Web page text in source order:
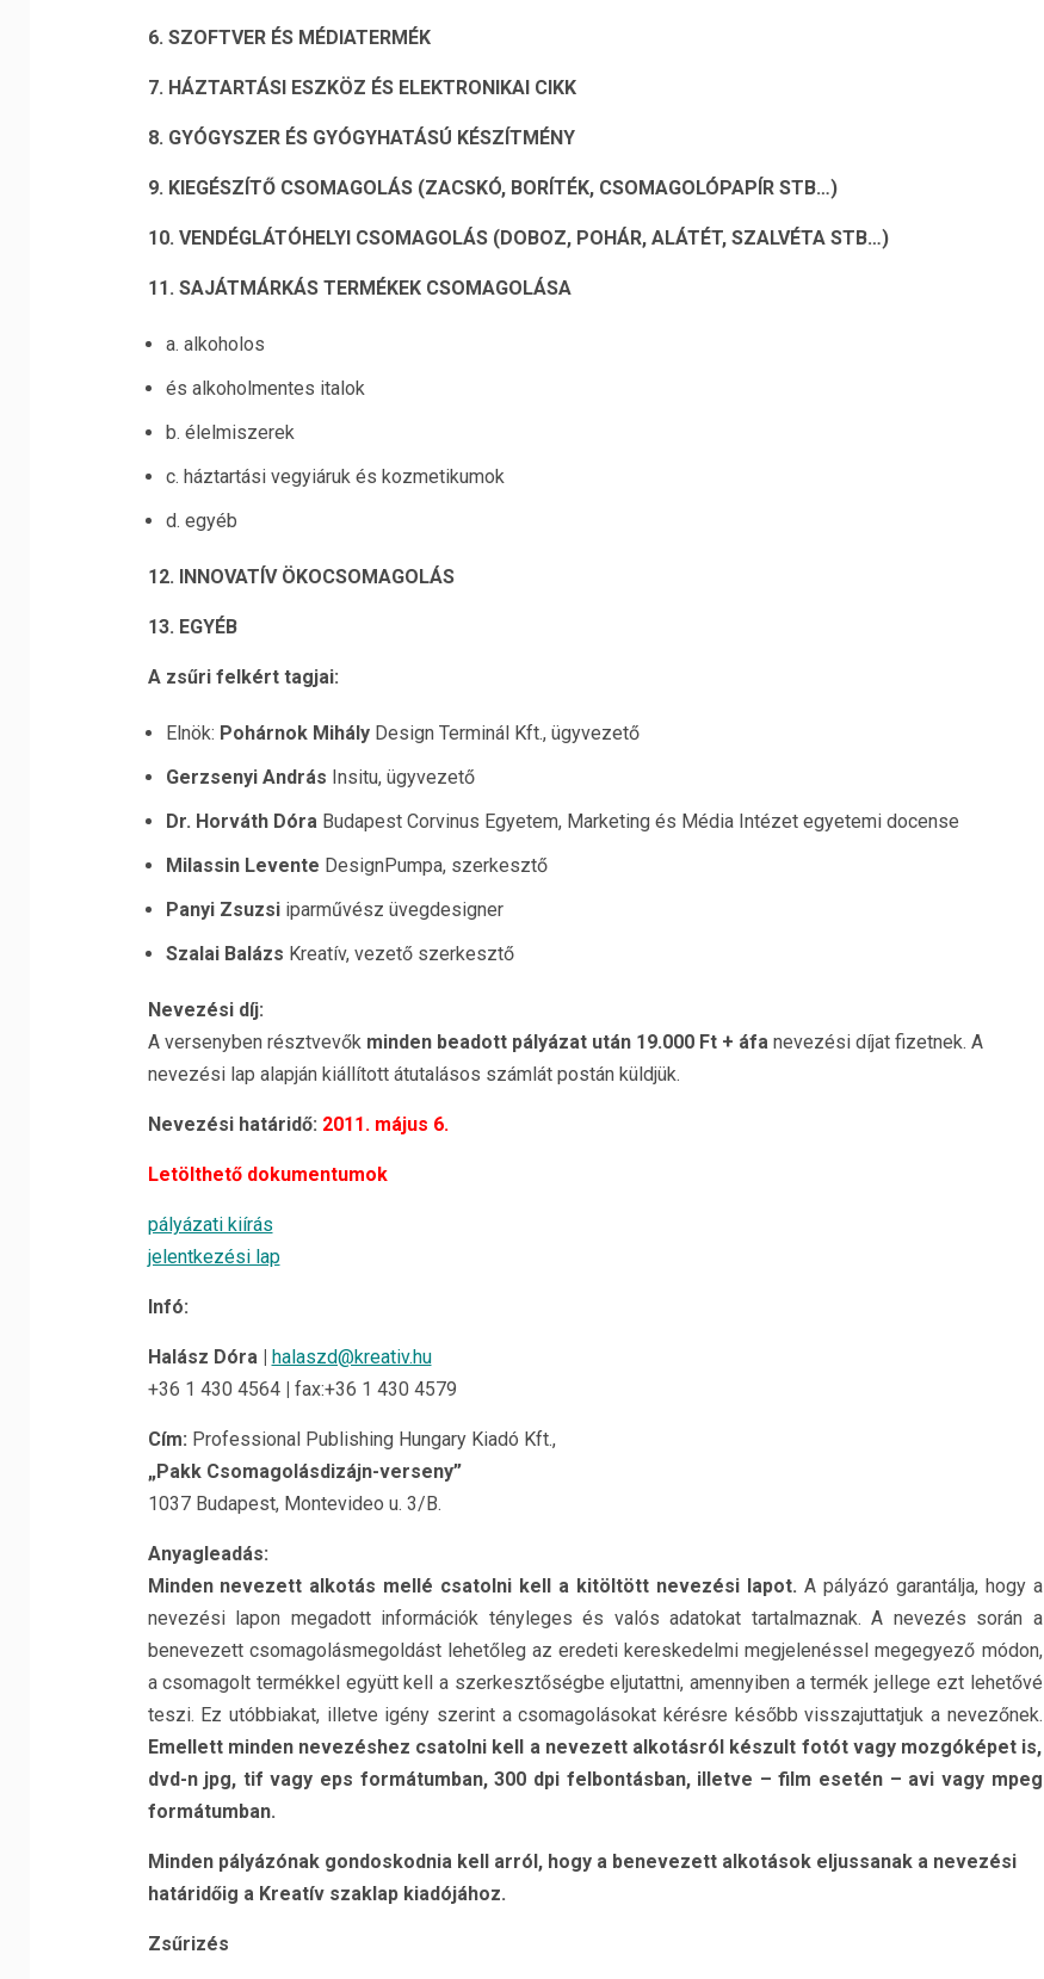
6. SZOFTVER ÉS MÉDIATERMÉK
7. HÁZTARTÁSI ESZKÖZ ÉS ELEKTRONIKAI CIKK
8. GYÓGYSZER ÉS GYÓGYHATÁSÚ KÉSZÍTMÉNY
9. KIEGÉSZÍTŐ CSOMAGOLÁS (ZACSKÓ, BORÍTÉK, CSOMAGOLÓPAPÍR STB…)
10. VENDÉGLÁTÓHELYI CSOMAGOLÁS (DOBOZ, POHÁR, ALÁTÉT, SZALVÉTA STB…)
11. SAJÁTMÁRKÁS TERMÉKEK CSOMAGOLÁSA
a. alkoholos
és alkoholmentes italok
b. élelmiszerek
c. háztartási vegyiáruk és kozmetikumok
d. egyéb
12. INNOVATÍV ÖKOCSOMAGOLÁS
13. EGYÉB
A zsűri felkért tagjai:
Elnök: Pohárnok Mihály Design Terminál Kft., ügyvezető
Gerzsenyi András Insitu, ügyvezető
Dr. Horváth Dóra Budapest Corvinus Egyetem, Marketing és Média Intézet egyetemi docense
Milassin Levente DesignPumpa, szerkesztő
Panyi Zsuzsi iparművész üvegdesigner
Szalai Balázs Kreatív, vezető szerkesztő
Nevezési díj:
A versenyben résztvevőkminden beadott pályázat után 19.000 Ft + áfa nevezési díjat fizetnek. A
nevezési lap alapján kiállított átutalásos számlát postán küldjük.
Nevezési határidő: 2011. május 6.
Letölthető dokumentumok
pályázati kiírás
jelentkezési lap
Infó:
Halász Dóra | halaszd@kreativ.hu
+36 1 430 4564 | fax:+36 1 430 4579
Cím: Professional Publishing Hungary Kiadó Kft.,
„Pakk Csomagolásdizájn-verseny”
1037 Budapest, Montevideo u. 3/B.
Anyagleadás:
Minden nevezett alkotás mellé csatolni kell a kitöltött nevezési lapot. A pályázó garantálja, hogy a
nevezési lapon megadott információk tényleges és valós adatokat tartalmaznak. A nevezés során a
benevezett csomagolásmegoldást lehetőleg az eredeti kereskedelmi megjelenéssel megegyező módon,
a csomagolt termékkel együtt kell a szerkesztőségbe eljutattni, amennyiben a termék jellege ezt lehetővé
teszi. Ez utóbbiakat, illetve igény szerint a csomagolásokat kérésre később visszajuttatjuk a nevezőnek.
Emellett minden nevezéshez csatolni kell a nevezett alkotásról készult fotót vagy mozgóképet is,
dvd-n jpg, tif vagy eps formátumban, 300 dpi felbontásban, illetve – film esetén – avi vagy mpeg
formátumban.
Minden pályázónak gondoskodnia kell arról, hogy a benevezett alkotások eljussanak a nevezési
határidőig a Kreatív szaklap kiadójához.
Zsűrizés